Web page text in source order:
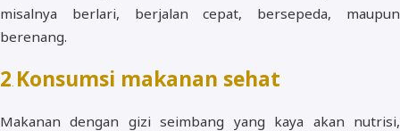
misalnya berlari, berjalan cepat, bersepeda, maupun
berenang.
2. Konsumsi makanan sehat
Makanan dengan gizi seimbang yang kaya akan nutrisi,